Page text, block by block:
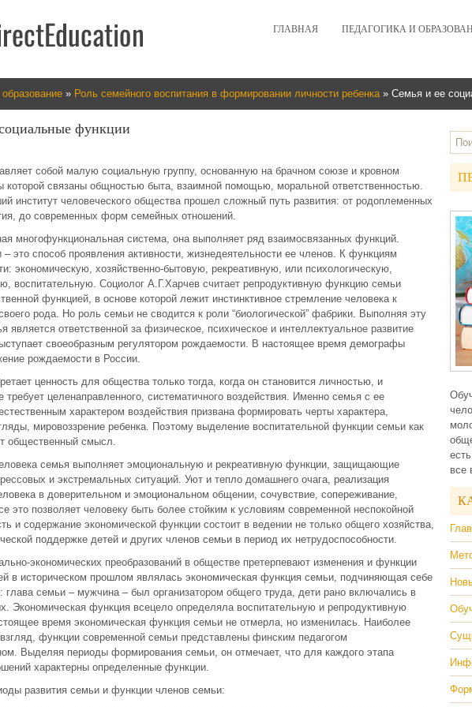
ГЛАВНАЯ ПЕДАГОГИКА И
образование » Роль семейного воспитания в формировании личности ребенка» Семья и ее
функции
собой малую социальную группу, основанную на брачном союзе и кровном
которой связаны общностью быта, взаимной помощью, моральной ответственностью.
институт человеческого общества прошел сложный путь развития: от родоплеменных
до современных форм семейных отношений.
многофункциональная система, она выполняет ряд взаимосвязанных функций.
это способ проявления активности, жизнедеятельности ее членов. К функциям
экономическую, хозяйственно-бытовую, рекреативную, или психологическую,
воспитательную. Социолог А.Г.Харчев считает репродуктивную функцию семьи
функцией, в основе которой лежит инстинктивное стремление человека к
рода. Но роль семьи не сводится к роли “биологической” фабрики. Выполняя эту
является ответственной за физическое, психическое и интеллектуальное развитие
своеобразным регулятором рождаемости. В настоящее время демографы
рождаемости в России.
ценность для общества только тогда, когда он становится личностью, и
требует целенаправленного, систематичного воздействия. Именно семья с ее
характером воздействия призвана формировать черты характера,
мировоззрение ребенка. Поэтому выделение воспитательной функции семьи как
общественный смысл.
семья выполняет эмоциональную и рекреативную функции, защищающие
и экстремальных ситуаций. Уют и тепло домашнего очага, реализация
в доверительном и эмоциональном общении, сочувствие, сопереживание,
это позволяет человеку быть более стойким к условиям современной неспокойной
и содержание экономической функции состоит в ведении не только общего хозяйства,
поддержке детей и других членов семьи в период их нетрудоспособности.
экономических преобразований в обществе претерпевают изменения и функции
в историческом прошлом являлась экономическая функция семьи, подчиняющая себе
глава семьи – мужчина – был организатором общего труда, дети рано включались в
Экономическая функция всецело определяла воспитательную и репродуктивную
время экономическая функция семьи не отмерла, но изменилась. Наиболее
функции современной семьи представлены финским педагогом
Выделяя периоды формирования семьи, он отмечает, что для каждого этапа
характерны определенные функции.
развития семьи и функции членов семьи:
все